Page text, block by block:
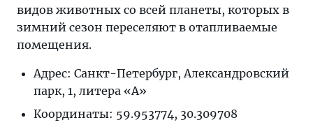
видов животных со всей планеты, которых в
зимний сезон переселяют в отапливаемые
помещения.
Адрес: Санкт-Петербург, Александровский
парк, 1, литера «А»
Координаты: 59.953774, 30.309708